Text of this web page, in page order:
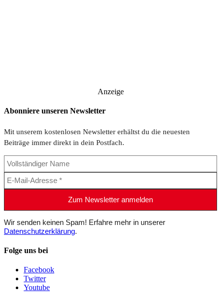
Anzeige
Abonniere unseren Newsletter
Mit unserem kostenlosen Newsletter erhältst du die neuesten
Beiträge immer direkt in dein Postfach.
Wir senden keinen Spam! Erfahre mehr in unserer
Datenschutzerklärung.
Folge uns bei
Facebook
Twitter
Youtube